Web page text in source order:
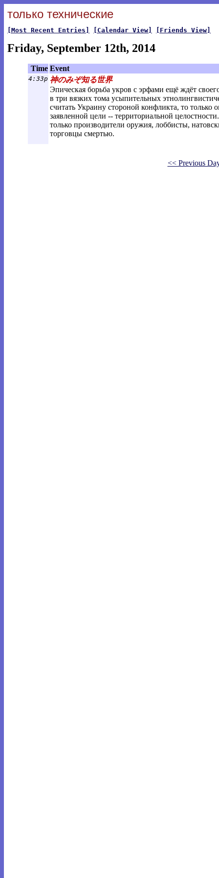
только технические
[Most Recent Entries] [Calendar View] [Friends View]
Friday, September 12th, 2014
Time Event
4:33p 神のみぞ知る世界
Эпическая борьба укров с эрфами ещё ждёт
в три вязких тома усыпительных
считать Украину стороной конфликта, то только
заявленной цели -- территориальной
только производители оружия, лоббисты,
торговцы смертью.
<< Previous